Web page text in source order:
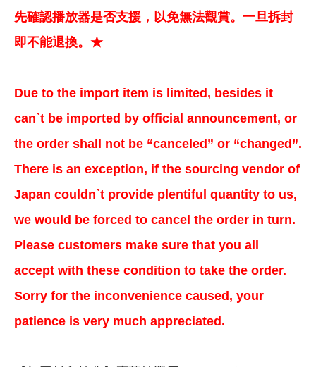
先確認播放器是否支援，以免無法觀賞。一旦拆封
即不能退換。★
Due to the import item is limited, besides it
can`t be imported by official announcement, or
the order shall not be “canceled” or “changed”.
There is an exception, if the sourcing vendor of
Japan couldn`t provide plentiful quantity to us,
we would be forced to cancel the order in turn.
Please customers make sure that you all
accept with these condition to take the order.
Sorry for the inconvenience caused, your
patience is very much appreciated.